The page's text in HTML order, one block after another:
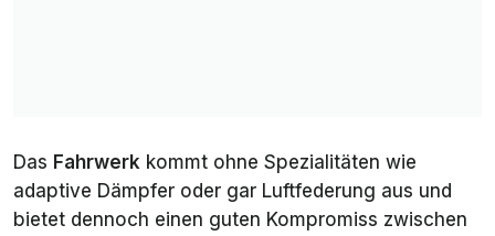
Das Fahrwerk kommt ohne Spezialitäten wie
adaptive Dämpfer oder gar Luftfederung aus und
bietet dennoch einen guten Kompromiss zwischen